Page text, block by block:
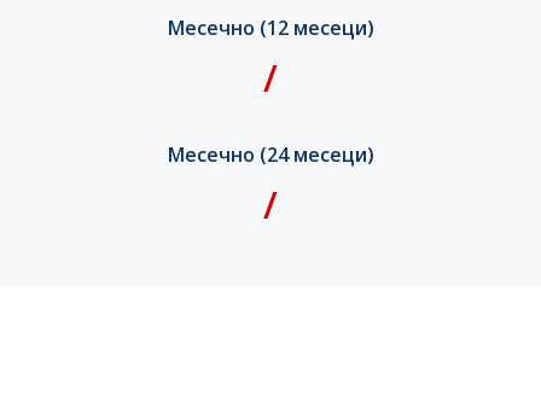
Месечно (12 месеци)
/
Месечно (24 месеци)
/